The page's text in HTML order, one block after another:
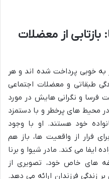
از معضلات
خوبی پرداخت شده اند و هر
طبقاتی و معضلات اجتماعی
فرسا و نگرانی هایش در مورد
محیط های پرخطر و با دستمزد
خود هستند. او با وجود
فرار از واقعیت ها، باز هم
ایفا می کند. مادر شیوا و برنا
های خاص خود، تصویری از
زندگی فرزندان ارائه می دهد.